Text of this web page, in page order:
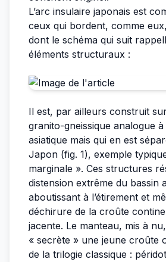
L’arc insulaire japonais est
ceux qui bordent, comme
dont le schéma qui suit
éléments structuraux :
Il est, par ailleurs construit
granito-gneissique analogue
asiatique mais qui en est
Japon (fig. 1), exemple
marginale ». Ces structures
distension extrême du bassin
aboutissant à l’étirement et
déchirure de la croûte
jacente. Le manteau, mis à
« secrète » une jeune croûte
de la trilogie classique :